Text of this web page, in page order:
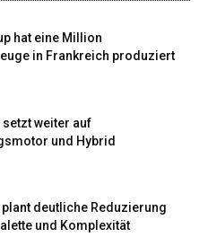
hat eine Million
in Frankreich produziert
weiter auf
und Hybrid
deutliche Reduzierung
und Komplexität